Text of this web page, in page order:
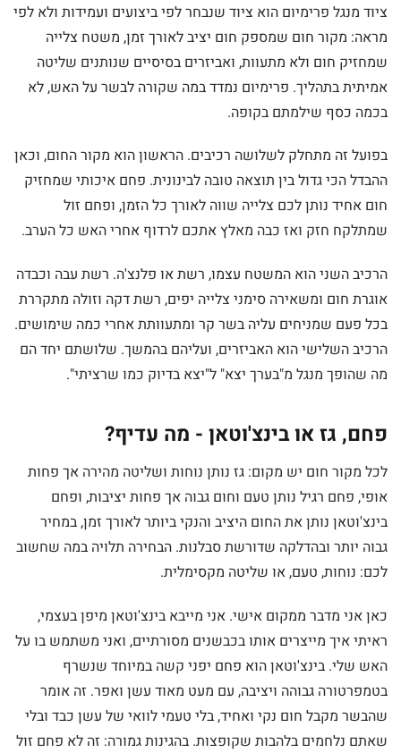
ציוד מנגל פרימיום הוא ציוד שנבחר לפי ביצועים ועמידות ולא לפי
מראה: מקור חום שמספק חום יציב לאורך זמן, משטח צלייה
שמחזיק חום ולא מתעוות, ואביזרים בסיסיים שנותנים שליטה
אמיתית בתהליך. פרימיום נמדד במה שקורה לבשר על האש, לא
בכמה כסף שילמתם בקופה.
בפועל זה מתחלק לשלושה רכיבים. הראשון הוא מקור החום, וכאן
ההבדל הכי גדול בין תוצאה טובה לבינונית. פחם איכותי שמחזיק
חום אחיד נותן לכם צלייה שווה לאורך כל הזמן, ופחם זול
שמתלקח חזק ואז כבה מאלץ אתכם לרדוף אחרי האש כל הערב.
הרכיב השני הוא המשטח עצמו, רשת או פלנצ'ה. רשת עבה וכבדה
אוגרת חום ומשאירה סימני צלייה יפים, רשת דקה וזולה מתקררת
בכל פעם שמניחים עליה בשר קר ומתעוותת אחרי כמה שימושים.
הרכיב השלישי הוא האביזרים, ועליהם בהמשך. שלושתם יחד הם
מה שהופך מנגל מ"בערך יצא" ל"יצא בדיוק כמו שרציתי".
פחם, גז או בינצ'וטאן - מה עדיף?
לכל מקור חום יש מקום: גז נותן נוחות ושליטה מהירה אך פחות
אופי, פחם רגיל נותן טעם וחום גבוה אך פחות יציבות, ופחם
בינצ'וטאן נותן את החום היציב והנקי ביותר לאורך זמן, במחיר
גבוה יותר ובהדלקה שדורשת סבלנות. הבחירה תלויה במה שחשוב
לכם: נוחות, טעם, או שליטה מקסימלית.
כאן אני מדבר ממקום אישי. אני מייבא בינצ'וטאן מיפן בעצמי,
ראיתי איך מייצרים אותו בכבשנים מסורתיים, ואני משתמש בו על
האש שלי. בינצ'וטאן הוא פחם יפני קשה במיוחד שנשרף
בטמפרטורה גבוהה ויציבה, עם מעט מאוד עשן ואפר. זה אומר
שהבשר מקבל חום נקי ואחיד, בלי טעמי לוואי של עשן כבד ובלי
שאתם נלחמים בלהבות שקופצות. בהגינות גמורה: זה לא פחם זול